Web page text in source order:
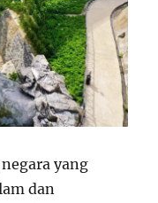
yang
dan